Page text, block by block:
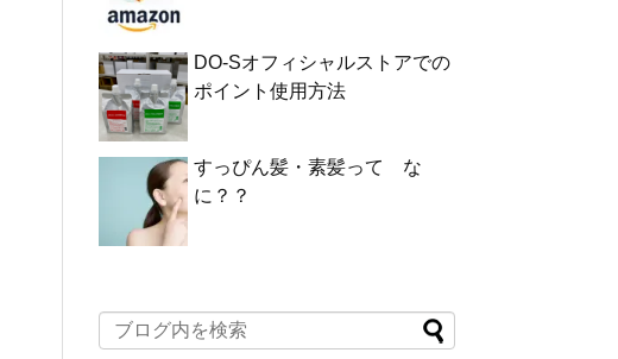
DO-Sオフィシャルストアでの
ポイント使用方法
すっぴん髪・素髪って な
に？？